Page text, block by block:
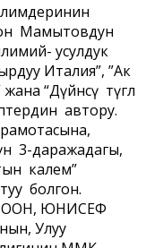
Мамытовдун
усулдук
Италия”, ”Ак
“Дүйнөсү түгөл
автору.
3-даражадагы,
калем”
болгон.
ЮНИСЕФ
Улуу